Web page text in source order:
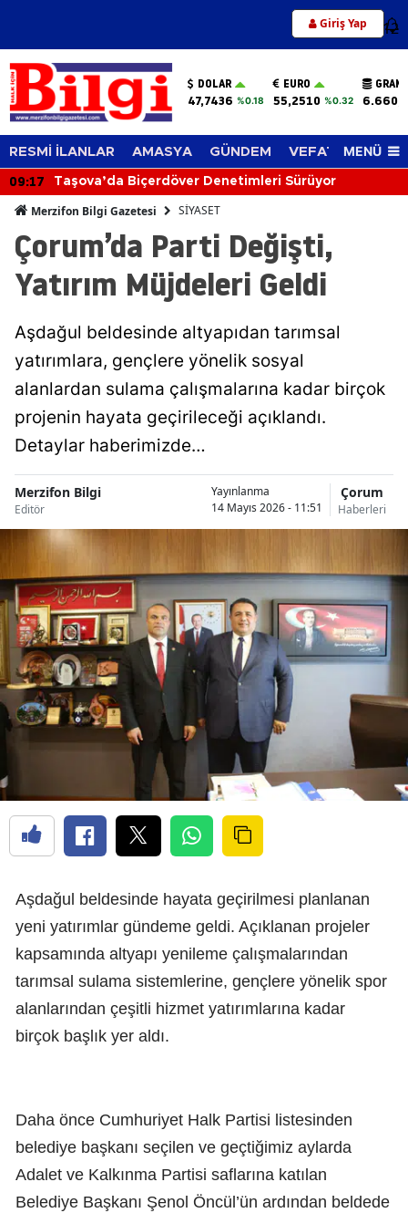
Giriş Yap 12
DOLAR
47,7436 %0.18
EURO
55,2510 %0.32
RESMİ İLANLAR AMASYA GÜNDEM VEFAT EDENLER
MENÜ
09:17 Taşova’da Biçerdöver Denetimleri Sürüyor
Merzifon Bilgi Gazetesi SİYASET
Çorum’da Parti Değişti,
Yatırım Müjdeleri Geldi
Aşdağul beldesinde altyapıdan tarımsal
yatırımlara, gençlere yönelik sosyal
alanlardan sulama çalışmalarına kadar birçok
projenin hayata geçirileceği açıklandı.
Detaylar haberimizde…
Merzifon Bilgi
Editör
Yayınlanma
14 Mayıs 2026 - 11:51
Çorum
Haberleri
Aşdağul beldesinde hayata geçirilmesi planlanan
yeni yatırımlar gündeme geldi. Açıklanan projeler
kapsamında altyapı yenileme çalışmalarından
tarımsal sulama sistemlerine, gençlere yönelik spor
alanlarından çeşitli hizmet yatırımlarına kadar
birçok başlık yer aldı.
Daha önce Cumhuriyet Halk Partisi listesinden
belediye başkanı seçilen ve geçtiğimiz aylarda
Adalet ve Kalkınma Partisi saflarına katılan
Belediye Başkanı Şenol Öncül’ün ardından beldede